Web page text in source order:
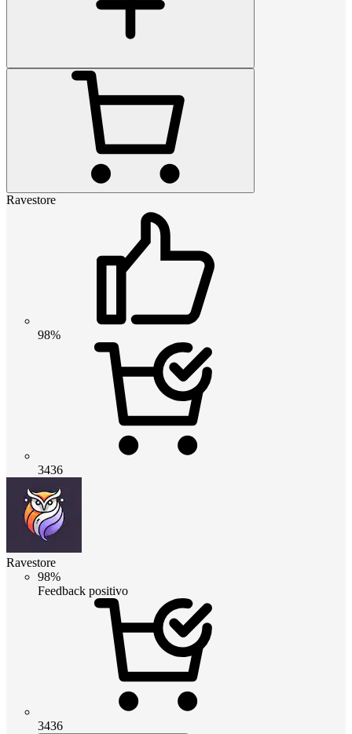
Ravestore
98%
3436
Ravestore
98%
Feedback positivo
3436